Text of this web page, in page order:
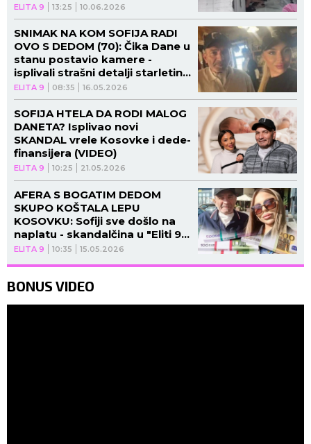
ELITA 9 13:25 10.06.2026
ELITA 9 08:35 16.05.2026
SNIMAK NA KOM SOFIJA RADI
OVO S DEDOM (70): Čika Dane u
stanu postavio kamere -
isplivali strašni detalji starletine
prošlosti!
ELITA 9 10:25 21.05.2026
SOFIJA HTELA DA RODI MALOG
DANETA? Isplivao novi
SKANDAL vrele Kosovke i dede-
finansijera (VIDEO)
ELITA 9 10:35 15.05.2026
AFERA S BOGATIM DEDOM
SKUPO KOŠTALA LEPU
KOSOVKU: Sofiji sve došlo na
naplatu - skandalčina u "Eliti 9"
(VIDEO)
BONUS VIDEO